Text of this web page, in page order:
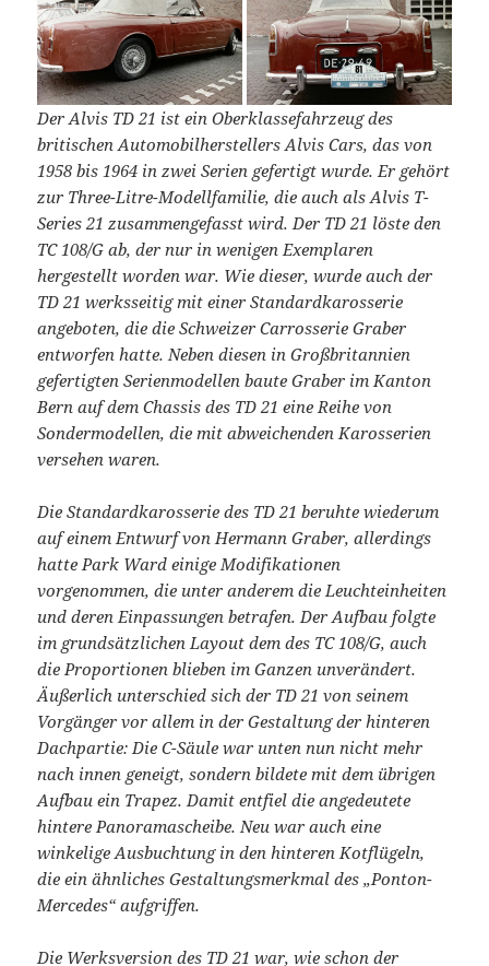
Der Alvis TD 21 ist ein Oberklassefahrzeug des
britischen Automobilherstellers Alvis Cars, das von
1958 bis 1964 in zwei Serien gefertigt wurde. Er gehört
zur Three-Litre-Modellfamilie, die auch als Alvis T-
Series 21 zusammengefasst wird. Der TD 21 löste den
TC 108/G ab, der nur in wenigen Exemplaren
hergestellt worden war. Wie dieser, wurde auch der
TD 21 werksseitig mit einer Standardkarosserie
angeboten, die die Schweizer Carrosserie Graber
entworfen hatte. Neben diesen in Großbritannien
gefertigten Serienmodellen baute Graber im Kanton
Bern auf dem Chassis des TD 21 eine Reihe von
Sondermodellen, die mit abweichenden Karosserien
versehen waren.
Die Standardkarosserie des TD 21 beruhte wiederum
auf einem Entwurf von Hermann Graber, allerdings
hatte Park Ward einige Modifikationen
vorgenommen, die unter anderem die Leuchteinheiten
und deren Einpassungen betrafen. Der Aufbau folgte
im grundsätzlichen Layout dem des TC 108/G, auch
die Proportionen blieben im Ganzen unverändert.
Äußerlich unterschied sich der TD 21 von seinem
Vorgänger vor allem in der Gestaltung der hinteren
Dachpartie: Die C-Säule war unten nun nicht mehr
nach innen geneigt, sondern bildete mit dem übrigen
Aufbau ein Trapez. Damit entfiel die angedeutete
hintere Panoramascheibe. Neu war auch eine
winkelige Ausbuchtung in den hinteren Kotflügeln,
die ein ähnliches Gestaltungsmerkmal des „Ponton-
Mercedes“ aufgriffen.
Die Werksversion des TD 21 war, wie schon der